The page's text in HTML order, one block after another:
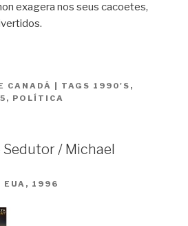
exagera nos seus cacoetes,
CANADÁ TAGS 1990'S ,
, POLÍTICA
Sedutor / Michael
EUA, 1996